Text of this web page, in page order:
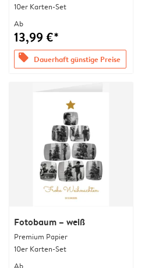
10er Karten-Set
Ab
13,99 €*
offers Dauerhaft günstige Preise
Fotobaum – weiß
Premium Papier
10er Karten-Set
Ab